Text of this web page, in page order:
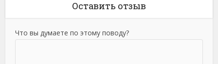
Оставить отзыв
Что вы думаете по этому поводу?